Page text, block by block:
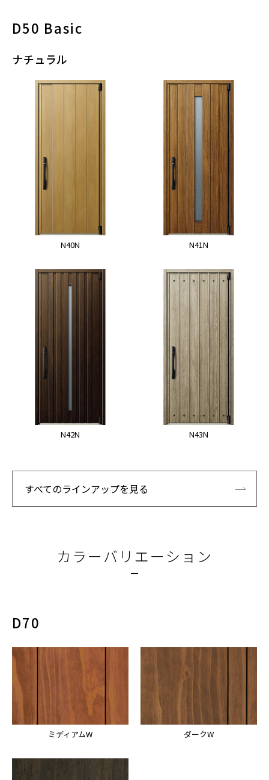
D50 Basic
ナチュラル
N40N N41N
N42N N43N
すべてのラインアップを見る
カラーバリエーション
D70
ミディアムW ダークW